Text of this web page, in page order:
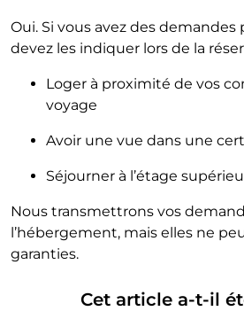
Oui. Si vous avez des demandes
devez les indiquer lors de la
Loger à proximité de vos
voyage
Avoir une vue dans une
Séjourner à l’étage
Nous transmettrons vos
l’hébergement, mais elles ne
garanties.
Cet article a-t-il